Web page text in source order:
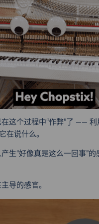
这个过程中“作弊”了 ——
在说什么。
生“好像真是这么一回事”
导的感官。